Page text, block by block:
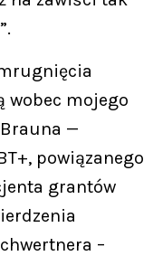
wobec mojego
—
powiązanego
grantów
–